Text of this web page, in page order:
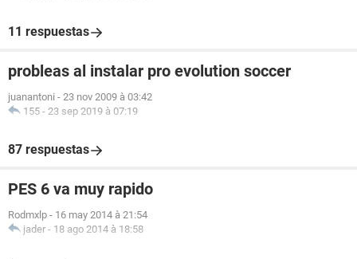
11 respuestas
probleas al instalar pro evolution soccer
juanantoni - 23 nov 2009 à 03:42
155 - 23 sep 2019 à 07:19
87 respuestas
PES 6 va muy rapido
Rodmxlp - 16 may 2014 à 21:54
jader - 18 ago 2014 à 18:58